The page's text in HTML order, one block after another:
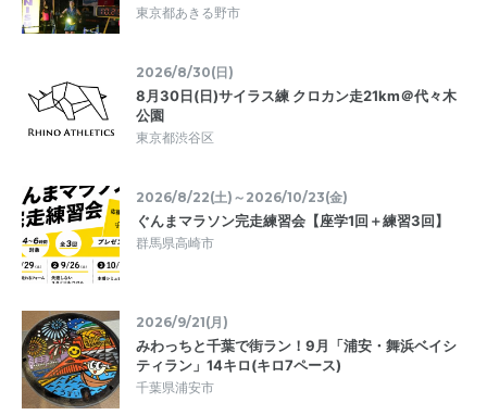
東京都あきる野市
2026/8/30(日)
8月30日(日)サイラス練 クロカン走21km＠代々木
公園
東京都渋谷区
2026/8/22(土)～2026/10/23(金)
ぐんまマラソン完走練習会【座学1回＋練習3回】
群馬県高崎市
2026/9/21(月)
みわっちと千葉で街ラン！9月「浦安・舞浜ベイシ
ティラン」14キロ(キロ7ペース)
千葉県浦安市